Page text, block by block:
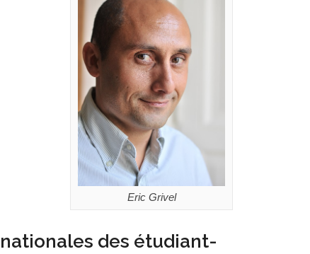
Eric Grivel
des étudiant-